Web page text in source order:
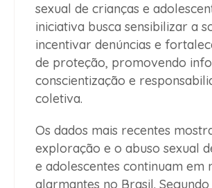
sexual de crianças e
iniciativa busca sensibilizar a
incentivar denúncias e
de proteção, promovendo
conscientização e
coletiva.
Os dados mais recentes
exploração e o abuso sexual
e adolescentes continuam em
alarmantes no Brasil. Segundo